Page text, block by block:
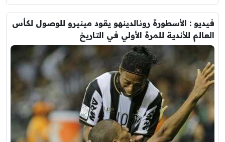
فيديو : الأسطورة رونالدينهو يقود مينيرو للوصول لكأس
العالم للأندية للمرة الأولي في التاريخ